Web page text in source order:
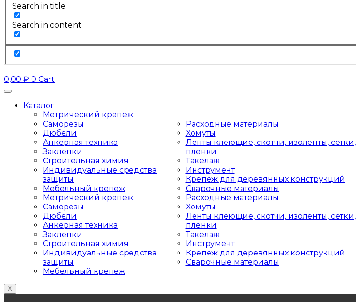
Search in title
Search in content
0,00 ₽ 0 Cart
Каталог
Метрический крепеж
Саморезы
Дюбели
Анкерная техника
Заклепки
Строительная химия
Индивидуальные средства
защиты
Мебельный крепеж
Метрический крепеж
Саморезы
Дюбели
Анкерная техника
Заклепки
Строительная химия
Индивидуальные средства
защиты
Мебельный крепеж
Расходные материалы
Хомуты
Ленты клеющие, скотчи, изоленты, сетки,
пленки
Такелаж
Инструмент
Крепеж для деревянных конструкций
Сварочные материалы
Расходные материалы
Хомуты
Ленты клеющие, скотчи, изоленты, сетки,
пленки
Такелаж
Инструмент
Крепеж для деревянных конструкций
Сварочные материалы
X